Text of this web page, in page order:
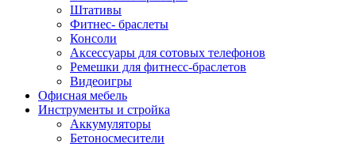
Штативы
Фитнес- браслеты
Консоли
Аксессуары для сотовых телефонов
Ремешки для фитнесс-браслетов
Видеоигры
Офисная мебель
Инструменты и стройка
Аккумуляторы
Бетоносмесители